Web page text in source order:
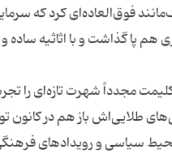
فوق‌العاده‌ای کرد که
هم پا گذاشت و با اثاثیه
مجدداً شهرت تازه‌ای را
سیاسی و رویدادهای